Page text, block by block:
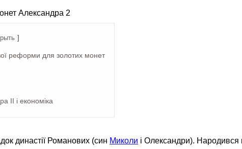
реформи для золотих монет
II і економіка
династії Романових (син Миколи і Олександри). Народився в